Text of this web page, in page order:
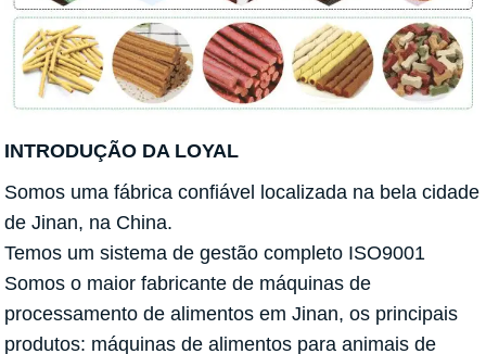
INTRODUÇÃO DA LOYAL
Somos uma fábrica confiável localizada na bela cidade
de Jinan, na China.
Temos um sistema de gestão completo ISO9001
Somos o maior fabricante de máquinas de
processamento de alimentos em Jinan, os principais
produtos: máquinas de alimentos para animais de